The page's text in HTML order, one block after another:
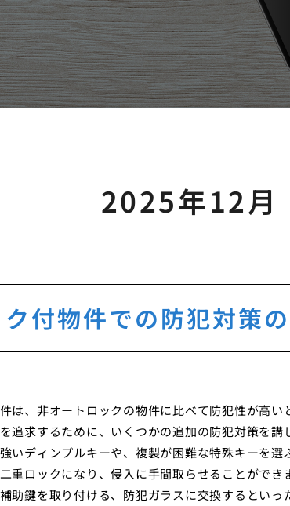
2025年12月
付物件での防犯対策
は、非オートロックの物件に比べて防犯性が高
追求するために、いくつかの追加の防犯対策を
いディンプルキーや、複製が困難な特殊キーを
重ロックになり、侵入に手間取らせることができ
助鍵を取り付ける、防犯ガラスに交換するとい